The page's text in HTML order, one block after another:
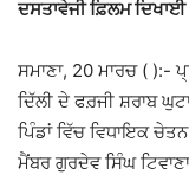
ਦਸਤਾਵੇਜੀ ਫ਼ਿਲਮ ਦਿਖਾਈ
ਸਮਾਣਾ, 20 ਮਾਰਚ ( ):-
ਦਿੱਲੀ ਦੇ ਫਰ਼ਜੀ ਸ਼ਰਾਬ
ਪਿੰਡਾਂ ਵਿੱਚ ਵਿਧਾਇਕ
ਮੈਂਬਰ ਗੁਰਦੇਵ ਸਿੰਘ